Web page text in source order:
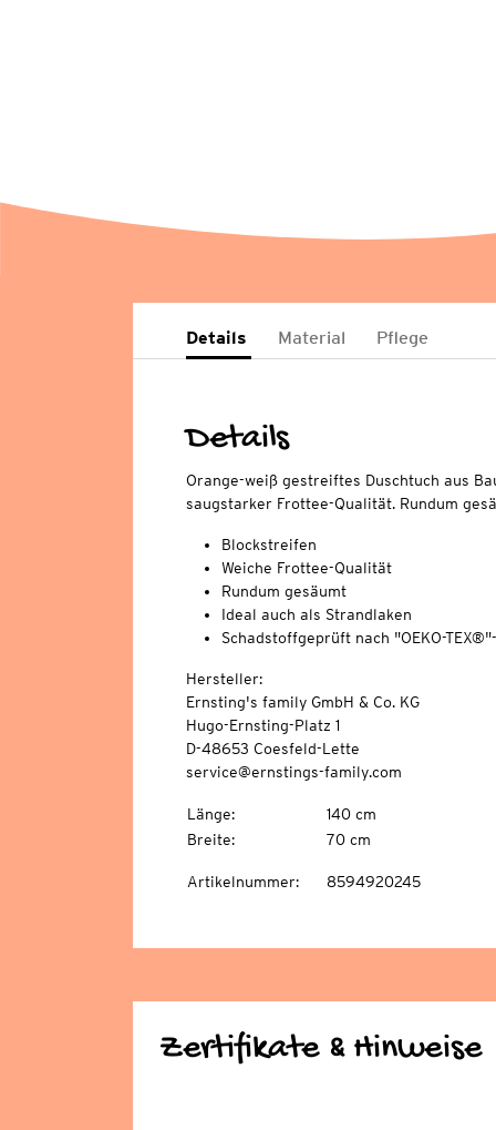
Details Material Pflege
Details
Orange-weiß gestreiftes Duschtuch aus
saugstarker Frottee-Qualität. Rundum
Blockstreifen
Weiche Frottee-Qualität
Rundum gesäumt
Ideal auch als Strandlaken
Schadstoffgeprüft nach "OEKO-
Hersteller:
Ernsting's family GmbH & Co. KG
Hugo-Ernsting-Platz 1
D-48653 Coesfeld-Lette
service@ernstings-family.com
Länge:
140 cm
Breite: 70 cm
Artikelnummer: 8594920245
Zertifikate & Hinweise